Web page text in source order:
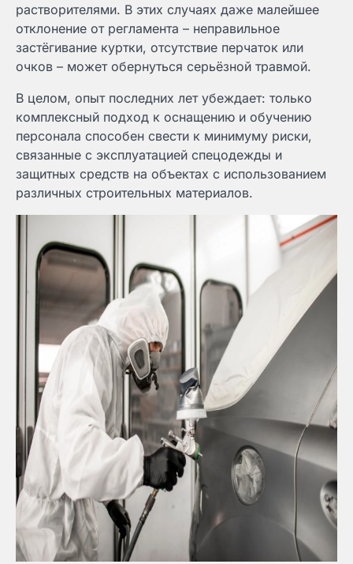
растворителями. В этих случаях даже малейшее
отклонение от регламента – неправильное
застёгивание куртки, отсутствие перчаток или
очков – может обернуться серьёзной травмой.
В целом, опыт последних лет убеждает: только
комплексный подход к оснащению и обучению
персонала способен свести к минимуму риски,
связанные с эксплуатацией спецодежды и
защитных средств на объектах с использованием
различных строительных материалов.